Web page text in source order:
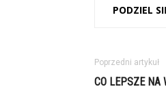
PODZIEL
Poprzedni artykuł
CO LEPSZE NA